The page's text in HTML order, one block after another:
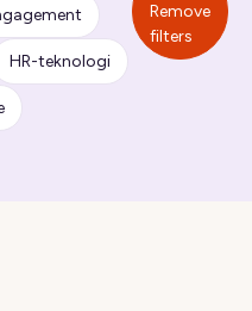
HR-teknologi
Remove
filters